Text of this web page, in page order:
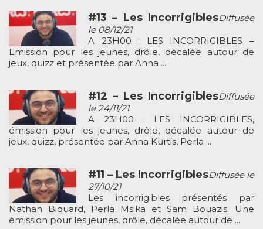
#13 – Les IncorrigiblesDiffusée
le 08/12/21
A 23H00 : LES INCORRIGIBLES –
Emission pour les jeunes, drôle, décalée autour de
jeux, quizz et présentée par Anna ...
#12 – Les IncorrigiblesDiffusée
le 24/11/21
A 23H00 : LES INCORRIGIBLES,
émission pour les jeunes, drôle, décalée autour de
jeux, quizz, présentée par Anna Kurtis, Perla ...
#11 – Les IncorrigiblesDiffusée le
27/10/21
Les incorrigibles présentés par
Nathan Biquard, Perla Msika et Sam Bouazis. Une
émission pour les jeunes, drôle, décalée autour de ...